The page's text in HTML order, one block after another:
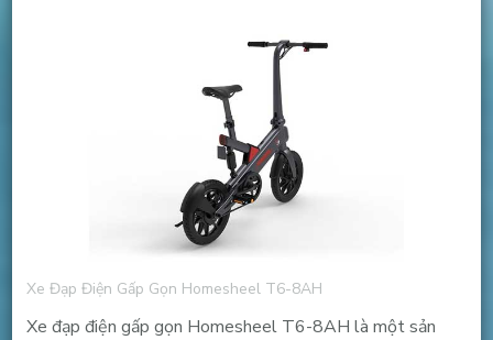
Xe Đạp Điện Gấp Gọn Homesheel T6-8AH
Xe đạp điện gấp gọn Homesheel T6-8AH là một sản